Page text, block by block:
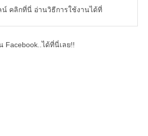
ลน์ คลิกที่นี่ อ่านวิธีการใช้งานได้ที่
Facebook..ได้ที่นี่เลย!!